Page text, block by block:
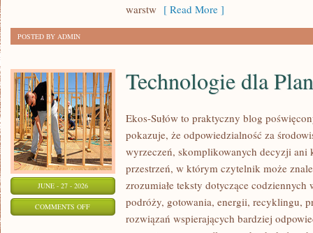
warstw [ Read More ]
POSTED BY ADMIN
JUNE - 27 - 2026
COMMENTS OFFON
TECHNOLOGIE
Technologie dla
Ekos-Sułów to praktyczny blog
pokazuje, że odpowiedzialność za
wyrzeczeń, skomplikowanych decyzji ani
przestrzeń, w którym czytelnik może
zrozumiałe teksty dotyczące
podróży, gotowania, energii, recyklingu,
rozwiązań wspierających bardziej